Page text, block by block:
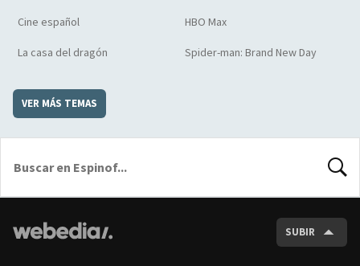
Cine español HBO Max
La casa del dragón Spider-man: Brand New Day
VER MÁS TEMAS
SUBIR